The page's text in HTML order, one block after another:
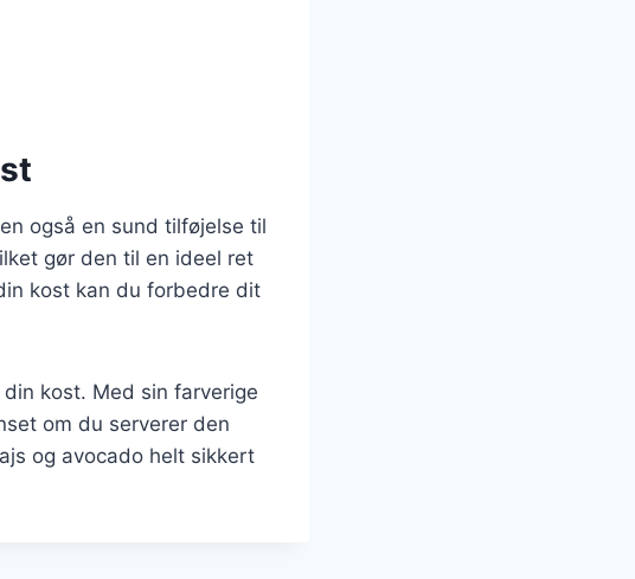
også en sund tilføjelse til
gør den til en ideel ret
kost kan du forbedre dit
kost. Med sin farverige
om du serverer den
og avocado helt sikkert